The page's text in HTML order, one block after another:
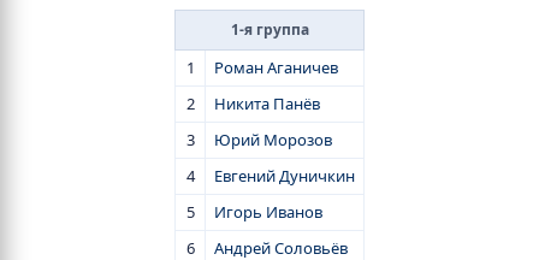
1-я группа
1
Роман Аганичев
2
Никита Панёв
3
Юрий Морозов
4
Евгений Дуничкин
5
Игорь Иванов
6
Андрей Соловьёв